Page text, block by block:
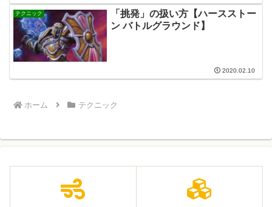
テクニック
「挑発」の扱い方【ハースストー
ン バトルグラウンド】
2020.02.10
ホーム テクニック